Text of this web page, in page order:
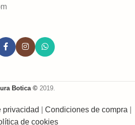
Botica © 2019.
privacidad Condiciones de compra
de cookies